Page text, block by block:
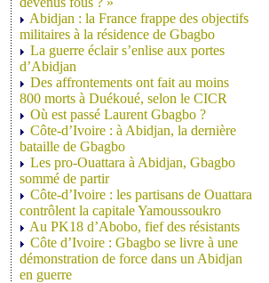
Abidjan : la France frappe des objectifs
militaires à la résidence de Gbagbo
La guerre éclair s’enlise aux portes
d’Abidjan
Des affrontements ont fait au moins
800 morts à Duékoué, selon le CICR
Où est passé Laurent Gbagbo ?
Côte-d’Ivoire : à Abidjan, la dernière
bataille de Gbagbo
Les pro-Ouattara à Abidjan, Gbagbo
sommé de partir
Côte-d’Ivoire : les partisans de Ouattara
contrôlent la capitale Yamoussoukro
Au PK18 d’Abobo, fief des résistants
Côte d’Ivoire : Gbagbo se livre à une
démonstration de force dans un Abidjan
en guerre